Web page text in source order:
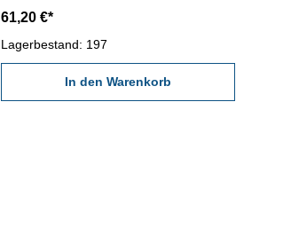
Gewindetabelle - im Behältnis/Kasten -
mit Feststellschraube Messbereich 0-300
mm
61,20 €*
Lagerbestand: 197
In den Warenkorb